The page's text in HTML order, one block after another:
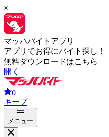
×
マッハバイトアプリ
アプリでお得にバイト探し！
無料ダウンロードはこちら
開く
0
キープ
メニュー